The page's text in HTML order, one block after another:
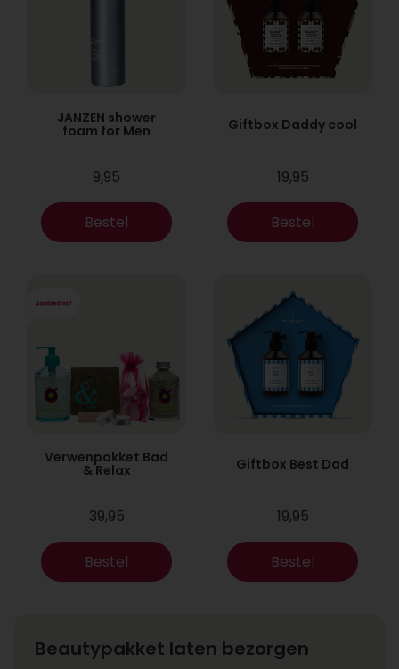
JANZEN shower
foam for Men
9,95
Bestel
Giftbox Daddy cool
19,95
Bestel
Verwenpakket Bad
& Relax
39,95
Bestel
Giftbox Best Dad
19,95
Bestel
Beautypakket laten bezorgen